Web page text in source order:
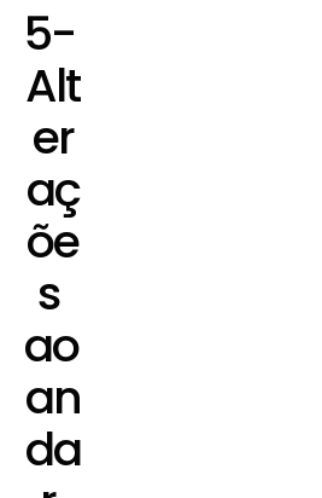
5-
Alt
er
aç
õe
s
ao
an
da